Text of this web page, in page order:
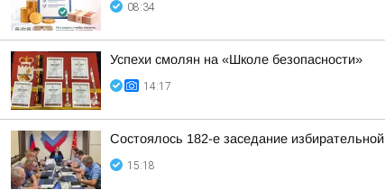
08:34
Успехи смолян на «Школе безопасности»
14:17
Состоялось 182-е заседание
15:18